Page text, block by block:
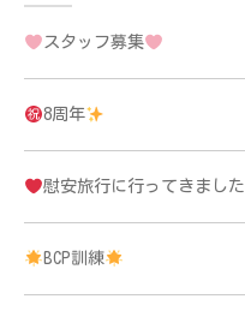
スタッフ募集
8周年
慰安旅行に行ってきました
BCP訓練